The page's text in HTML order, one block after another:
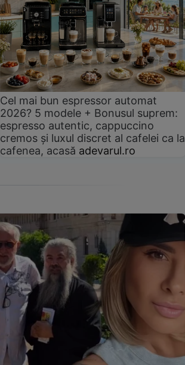
Cel mai bun espressor automat
2026? 5 modele + Bonusul suprem:
espresso autentic, cappuccino
cremos și luxul discret al cafelei ca la
cafenea, acasă adevarul.ro